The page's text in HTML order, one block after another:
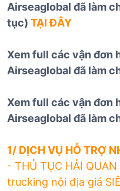
Airseaglobal đã làm
tục) TẠI ĐÂY
Xem full các vận đơn
Airseaglobal đã làm
Xem full các vận đơn
Airseaglobal đã làm
1/ DỊCH VỤ HỖ TRỢ
- THỦ TỤC HẢI
trucking nội địa giá